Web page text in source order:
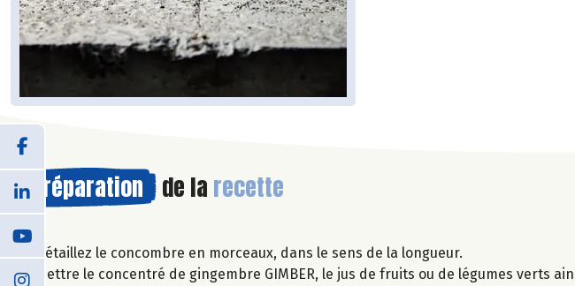
Préparation de la recette
Détaillez le concombre en morceaux, dans le sens de la longueur.
Mettre le concentré de gingembre GIMBER, le jus de fruits ou de légumes verts